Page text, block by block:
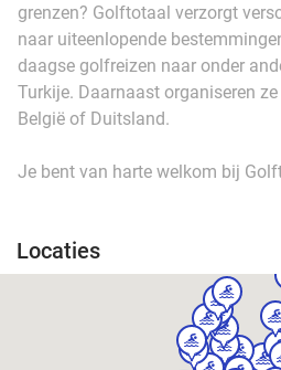
grenzen? Golftotaal verzorgt
naar uiteenlopende
daagse golfreizen naar onder
Turkije. Daarnaast organiseren
België of Duitsland.
Je bent van harte welkom bij
Locaties
sport
sport
sport
sport
sport
sport
sport
sport
sport
sport
sport
sport